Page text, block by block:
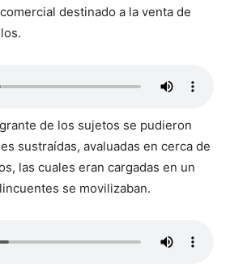
destinado a la venta de
de los sujetos se pudieron
sustraídas, avaluadas en cerca de
las cuales eran cargadas en un
se movilizaban.